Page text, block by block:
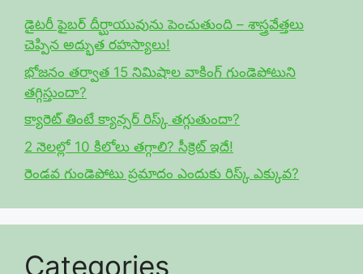
డైటరీ ఫైబర్ దీర్ఘాయువును పెంచుతుంది – శాస్త్రవేత్తలు
చెప్పిన అద్భుత రహస్యాలు!
భోజనం తర్వాత 15 నిమిషాల వాకింగ్ గుండెపోటుని
తగ్గిస్తుందా?
క్యారెట్ తింటే క్యాన్సర్ రిస్క్ తగ్గుతుందా?
2 నెలల్లో 10 కిలోలు తగ్గాలి? సీక్రెట్ ఇదే!
రెండవ గుండెపోటు ప్రమాదం ఎందుకు రిస్క్ ఎక్కువ?
Categories